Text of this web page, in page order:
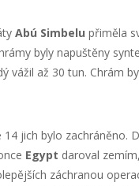
Abú Simbelu přiměla
byly napuštěny
vážil až 30 tun. Chrám
14 jich bylo zachráněno.
Egypt daroval
záchranou